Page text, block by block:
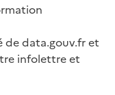
de data.gouv.fr et
infolettre et